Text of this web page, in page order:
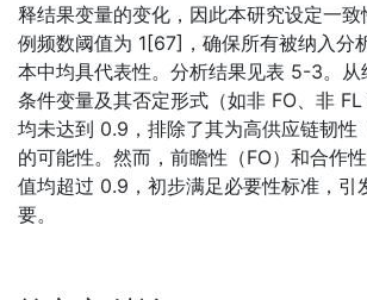
释结果变量的变化，因此本研究设定一
例频数阈值为 1[67]，确保所有被纳入分
本中均具代表性。分析结果见表 5-3。从
条件变量及其否定形式（如非 FO、非
均未达到 0.9，排除了其为高供应链韧性
的可能性。然而，前瞻性（FO）和合作
值均超过 0.9，初步满足必要性标准，引
要。